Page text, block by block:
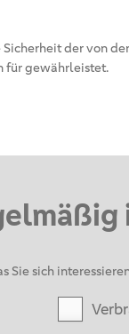
der von
für gewährleistet.
Sie sich